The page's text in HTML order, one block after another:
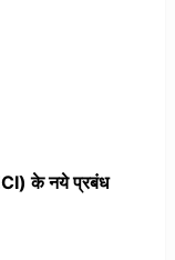
के नये प्रबंध